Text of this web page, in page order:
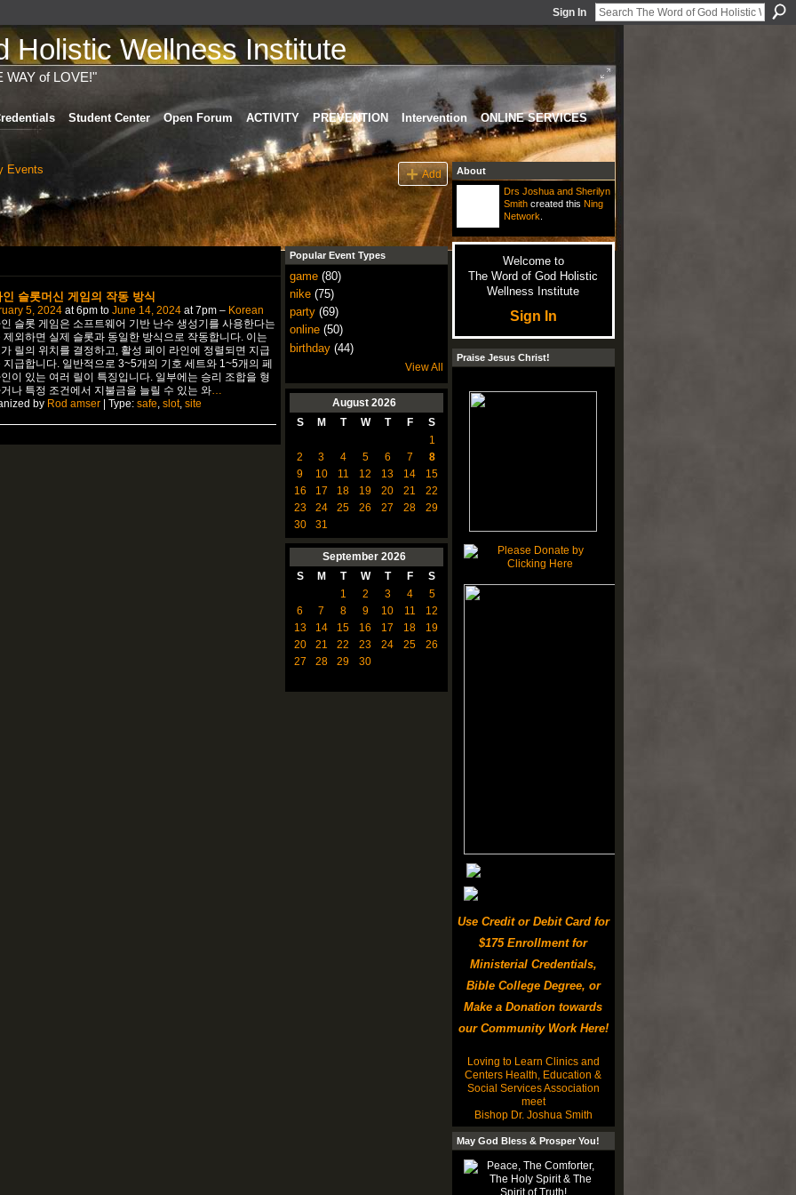
Sign In
Holistic Wellness Institute
WAY of LOVE!"
Student Center Open Forum ACTIVITY PREVENTION Intervention ONLINE SERVICES
Events Add
슬롯머신 게임의 작동 방식
5, 2024at 6pm to June 14, 2024at 7pm – Korean
슬롯 게임은 소프트웨어 기반 난수 생성기를 사용한다는
제외하면 실제 슬롯과 동일한 방식으로 작동합니다. 이는
릴의 위치를 결정하고, 활성 페이 라인에 정렬되면 지급
지급합니다. 일반적으로 3~5개의 기호 세트와 1~5개의 페
이 있는 여러 릴이 특징입니다. 일부에는 승리 조합을 형
나 특정 조건에서 지불금을 늘릴 수 있는 와…
by Rod amser| Type: safe slot, site
Popular Event Types
game(80)
nike(75)
party(69)
online(50)
birthday(44)
View All
August 2026
S
M T W T F
S
1
2
3 4 5 6 7
8
9
10 11 12 13 14
15
16
17 18 19 20 21
22
23
24 25 26 27 28
29
30
31
September 2026
S
M T W T F
S
1
2 3 4
5
6
7 8 9 10 11
12
13
14 15 16 17 18
19
20
21 22 23 24 25
26
27
28 29 30
About
Drs Joshua and Sherilyn
Smithcreated this Ning
Network
Welcome to
The Word of God Holistic
Wellness Institute
Sign In
Praise Jesus Christ!
Use Credit or Debit Card for
$175 Enrollment for
Ministerial Credentials,
Bible College Degree, or
Make a Donation towards
our Community Work Here!
Loving to Learn Clinics and
Centers Health, Education &
Social Services Association
meet
Bishop Dr. Joshua Smith
May God Bless & Prosper You!